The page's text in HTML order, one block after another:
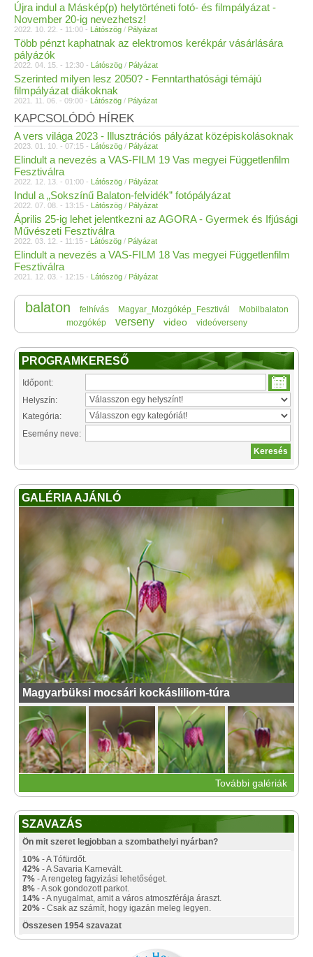
Újra indul a Máskép(p) helytörténeti fotó- és filmpályázat -
November 20-ig nevezhetsz!
2022. 10. 22. - 11:00 - Látószög / Pályázat
Több pénzt kaphatnak az elektromos kerékpár vásárlására
pályázók
2022. 04. 15. - 12:30 - Látószög / Pályázat
Szerinted milyen lesz 2050? - Fenntarthatósági témájú
filmpályázat diákoknak
2021. 11. 06. - 09:00 - Látószög / Pályázat
KAPCSOLÓDÓ HÍREK
A vers világa 2023 - Illusztrációs pályázat középiskolásoknak
2023. 01. 10. - 07:15 - Látószög / Pályázat
Elindult a nevezés a VAS-FILM 19 Vas megyei Függetlenfilm
Fesztiválra
2022. 12. 13. - 01:00 - Látószög / Pályázat
Indul a „Sokszínű Balaton-felvidék” fotópályázat
2022. 07. 08. - 13:15 - Látószög / Pályázat
Április 25-ig lehet jelentkezni az AGORA - Gyermek és Ifjúsági
Művészeti Fesztiválra
2022. 03. 12. - 11:15 - Látószög / Pályázat
Elindult a nevezés a VAS-FILM 18 Vas megyei Függetlenfilm
Fesztiválra
2021. 12. 03. - 12:15 - Látószög / Pályázat
balaton felhívás Magyar_Mozgókép_Fesztivál
Mobilbalaton
mozgókép
verseny video videóverseny
PROGRAMKERESŐ
Időpont:
Helyszín:
Kategória:
Esemény neve:
GALÉRIA AJÁNLÓ
Magyarbüksi mocsári kockásliliom-túra
További galériák
SZAVAZÁS
Ön mit szeret legjobban a szombathelyi nyárban?
10% - A Tófürdőt.
42% - A Savaria Karnevált.
7% - A rengeteg fagyizási lehetőséget.
8% - A sok gondozott parkot.
14% - A nyugalmat, amit a város atmoszférája áraszt.
20% - Csak az számít, hogy igazán meleg legyen.
Összesen 1954 szavazat